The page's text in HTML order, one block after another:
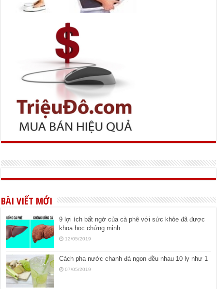
BÀI VIẾT MỚI
9 lợi ích bất ngờ của cà phê với sức khỏe đã được
khoa học chứng minh
12/05/2019
Cách pha nước chanh đá ngon đều nhau 10 ly như 1
07/05/2019